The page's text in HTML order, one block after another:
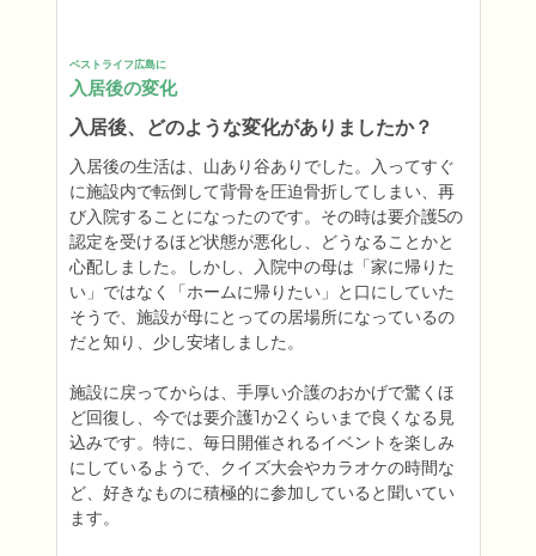
ベストライフ広島に
入居後の変化
入居後、どのような変化がありましたか？
入居後の生活は、山あり谷ありでした。入ってすぐ
に施設内で転倒して背骨を圧迫骨折してしまい、再
び入院することになったのです。その時は要介護5の
認定を受けるほど状態が悪化し、どうなることかと
心配しました。しかし、入院中の母は「家に帰りた
い」ではなく「ホームに帰りたい」と口にしていた
そうで、施設が母にとっての居場所になっているの
だと知り、少し安堵しました。
施設に戻ってからは、手厚い介護のおかげで驚くほ
ど回復し、今では要介護1か2くらいまで良くなる見
込みです。特に、毎日開催されるイベントを楽しみ
にしているようで、クイズ大会やカラオケの時間な
ど、好きなものに積極的に参加していると聞いてい
ます。